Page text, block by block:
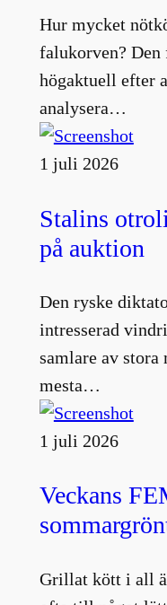
Hur mycket
falukorven?
högaktuell efter
analysera…
1 juli 2026
Stalins
på auktion
Den ryske
intresserad
samlare av
mesta…
1 juli 2026
Veckans
Grillat kött i all